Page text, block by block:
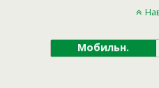
Мобильн.